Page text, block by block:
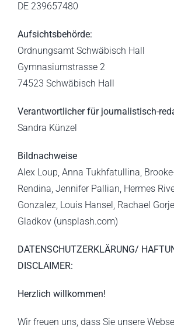
DE 239657480
Aufsichtsbehörde:
Ordnungsamt Schwäbisch Hall
Gymnasiumstrasse 2
74523 Schwäbisch Hall
Verantwortlicher für journalistisch-
Sandra Künzel
Bildnachweise
Alex Loup, Anna Tukhfatullina,
Rendina, Jennifer Pallian, Hermes
Gonzalez, Louis Hansel, Rachael
Gladkov (unsplash.com)
DATENSCHUTZERKLÄRUNG/
DISCLAIMER:
Herzlich willkommen!
Wir freuen uns, dass Sie unsere